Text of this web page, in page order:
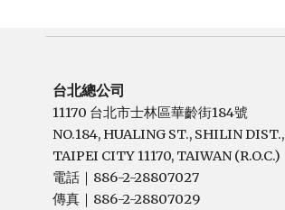
台北總公司
11170 台北市士林區華齡街184號
NO.184, HUALING ST., SHILIN DIST.,
TAIPEI CITY 11170, TAIWAN (R.O.C.)
電話
886-2-28807027
傳真
886-2-28807029